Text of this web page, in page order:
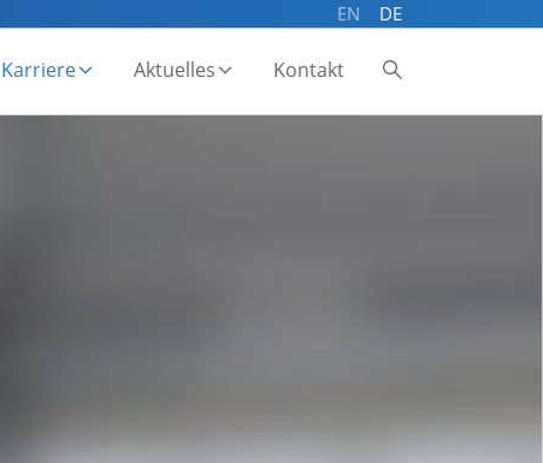
EN DE
Karriere Aktuelles Kontakt